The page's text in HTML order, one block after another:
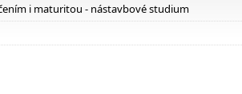
i maturitou - nástavbové studium